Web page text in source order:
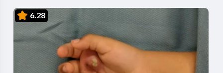
6.28